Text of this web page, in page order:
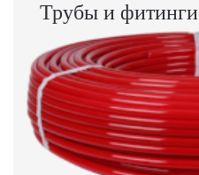
Трубы и фитинги